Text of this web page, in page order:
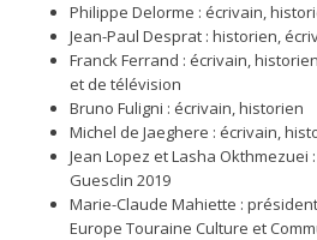
Philippe Delorme : écrivain,
Jean-Paul Desprat : historien,
Franck Ferrand : écrivain,
et de télévision
Bruno Fuligni : écrivain, historien
Michel de Jaeghere : écrivain,
Jean Lopez et Lasha Okthmezuei
Guesclin 2019
Marie-Claude Mahiette :
Europe Touraine Culture et